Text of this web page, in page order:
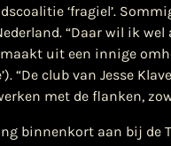
‘fragiel’.
“Daar wil ik
uit een innige
“De club van Jesse
met de flanken,
binnenkort aan bij de